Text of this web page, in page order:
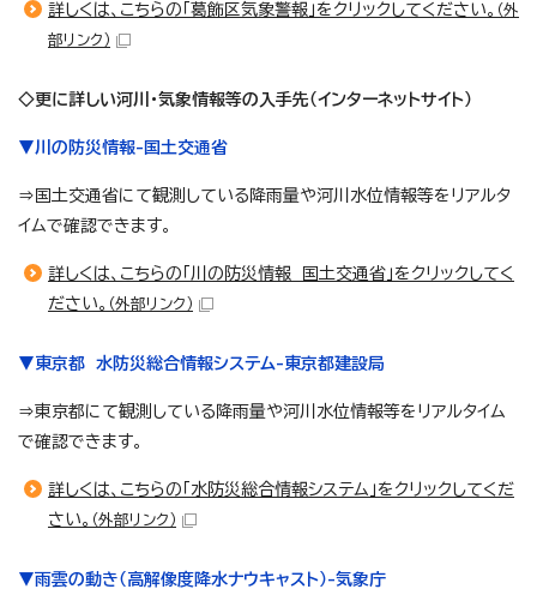
詳しくは、こちらの「葛飾区気象警報」をクリックしてください。 （外
部リンク）
◇更に詳しい河川・気象情報等の入手先（インターネットサイト）
▼川の防災情報-国土交通省
⇒国土交通省にて観測している降雨量や河川水位情報等をリアルタ
イムで確認できます。
詳しくは、こちらの「川の防災情報 国土交通省」をクリックしてく
ださい。 （外部リンク）
▼東京都 水防災総合情報システム-東京都建設局
⇒東京都にて観測している降雨量や河川水位情報等をリアルタイム
で確認できます。
詳しくは、こちらの「水防災総合情報システム」をクリックしてくだ
さい。 （外部リンク）
▼雨雲の動き（高解像度降水ナウキャスト）-気象庁